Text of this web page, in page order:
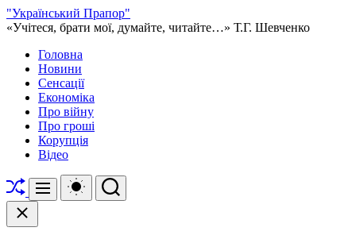
Перейти
до
"Український Прапор"
«Учітеся, брати мої, думайте, читайте…» Т.Г. Шевченко
Головна
Новини
Сенсації
Економіка
Про війну
Про гроші
Корупція
Відео
Перетасувати
Меню
Перемикач
кольорового
Пошук
Закрити